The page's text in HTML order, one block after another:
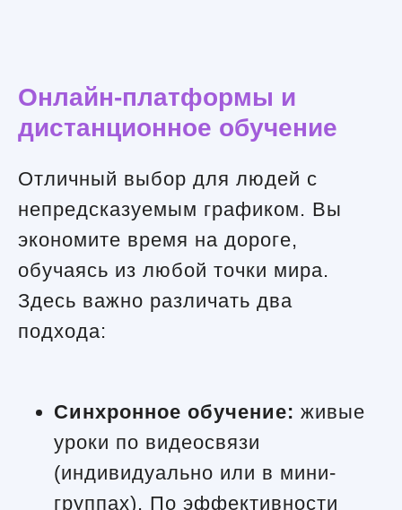
Онлайн-платформы и
дистанционное обучение
Отличный выбор для людей с
непредсказуемым графиком. Вы
экономите время на дороге,
обучаясь из любой точки мира.
Здесь важно различать два
подхода:
Синхронное обучение: живые
уроки по видеосвязи
(индивидуально или в мини-
группах). По эффективности